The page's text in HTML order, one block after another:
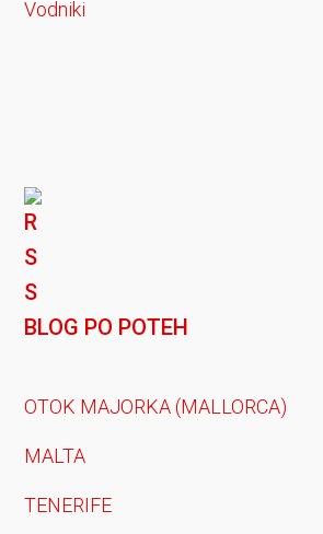
Vodniki
BLOG PO POTEH
OTOK MAJORKA (MALLORCA)
MALTA
TENERIFE